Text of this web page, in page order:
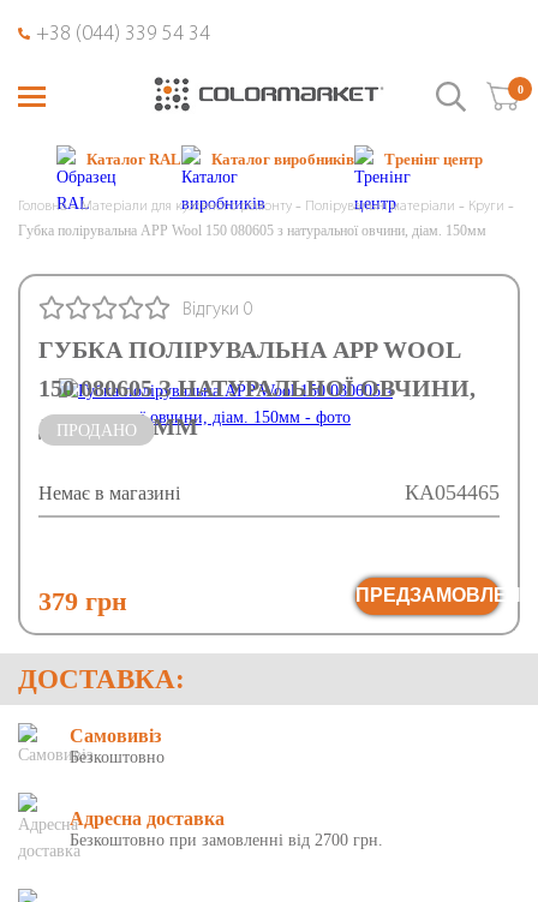
+38 (044) 339 54 34
0
Каталог RAL Каталог виробників Тренінг центр
Головна Матеріали для кузовного ремонту Полірувальні матеріали Круги
Губка полірувальна APP Wool 150 080605 з натуральної овчини, діам. 150мм
ГУБКА ПОЛІРУВАЛЬНА APP WOOL
150 080605 З НАТУРАЛЬНОЇ ОВЧИНИ,
ДІАМ. 150ММ
Відгуки 0
КА054465
Немає в магазині
ПРОДАНО
379 грн
ДОСТАВКА:
Самовивіз
Безкоштовно
Адресна доставка
Безкоштовно при замовленні від 2700 грн.